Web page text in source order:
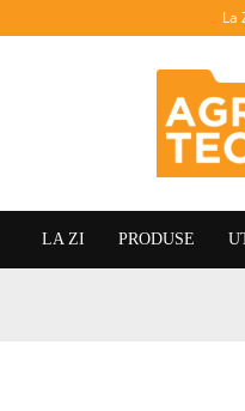
La
LA ZI PRODUSE